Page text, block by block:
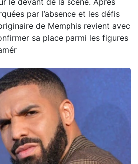
par l’absence et les défis
de Memphis revient avec
sa place parmi les figures